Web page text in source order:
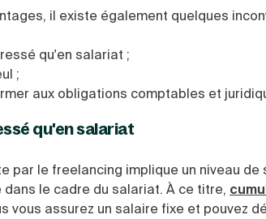
il existe également quelques
qu'en salariat ;
;
aux obligations comptables et
qu'en salariat
par le freelancing implique un niveau
dans le cadre du salariat. À ce titre,
vous assurez un salaire fixe et pouvez